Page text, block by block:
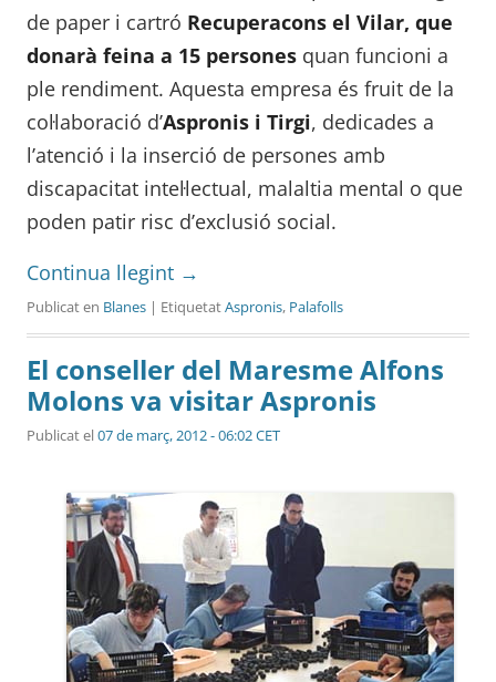
de paper i cartró Recuperacons el Vilar, que
donarà feina a 15 persones quan funcioni a
ple rendiment. Aquesta empresa és fruit de la
col·laboració d’Aspronis i Tirgi, dedicades a
l’atenció i la inserció de persones amb
discapacitat intel·lectual, malaltia mental o que
poden patir risc d’exclusió social.
Continua llegint →
Publicat en Blanes | EtiquetatAspronis, Palafolls
El conseller del Maresme Alfons
Molons va visitar Aspronis
Publicat el07 de març, 2012 - 06:02 CET